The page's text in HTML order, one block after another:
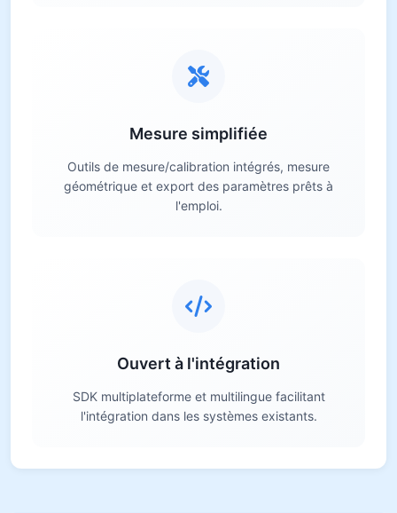
Mesure simplifiée
Outils de mesure/calibration intégrés, mesure
géométrique et export des paramètres prêts à
l'emploi.
Ouvert à l'intégration
SDK multiplateforme et multilingue facilitant
l'intégration dans les systèmes existants.